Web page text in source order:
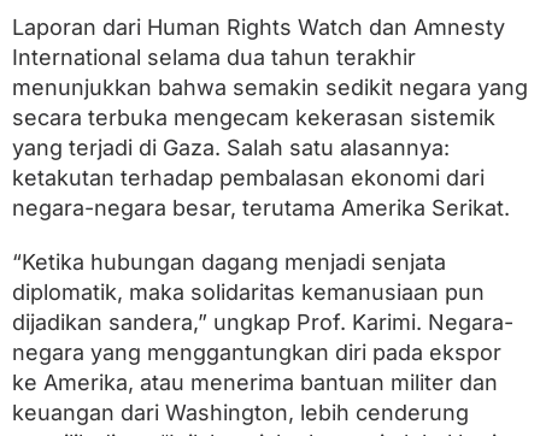
Laporan dari Human Rights Watch dan Amnesty
International selama dua tahun terakhir
menunjukkan bahwa semakin sedikit negara yang
secara terbuka mengecam kekerasan sistemik
yang terjadi di Gaza. Salah satu alasannya:
ketakutan terhadap pembalasan ekonomi dari
negara-negara besar, terutama Amerika Serikat.
“Ketika hubungan dagang menjadi senjata
diplomatik, maka solidaritas kemanusiaan pun
dijadikan sandera,” ungkap Prof. Karimi. Negara-
negara yang menggantungkan diri pada ekspor
ke Amerika, atau menerima bantuan militer dan
keuangan dari Washington, lebih cenderung